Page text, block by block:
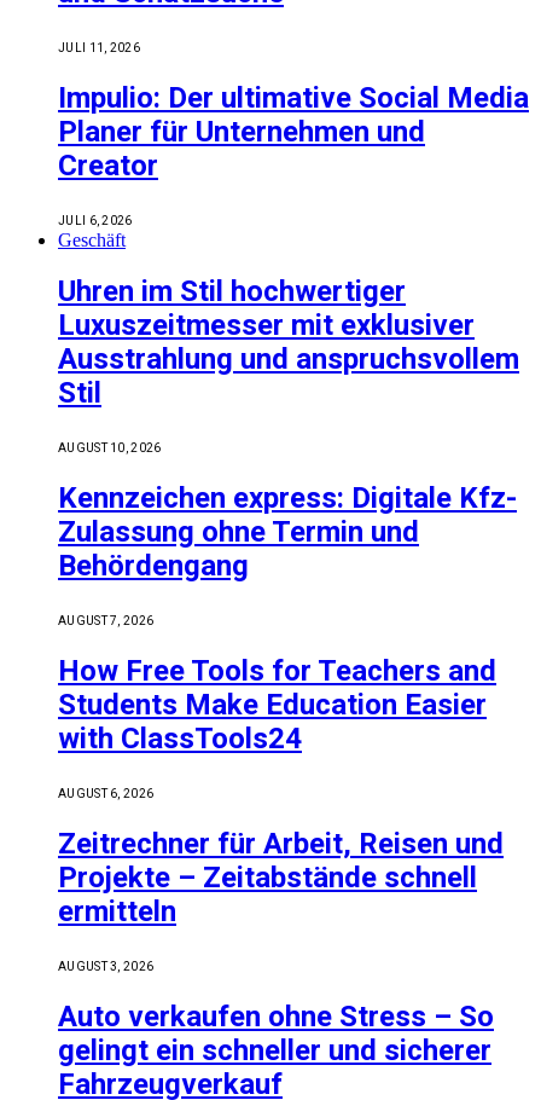
JULI 11, 2026
Impulio: Der ultimative Social Media
Planer für Unternehmen und
Creator
JULI 6, 2026
Geschäft
Uhren im Stil hochwertiger
Luxuszeitmesser mit exklusiver
Ausstrahlung und anspruchsvollem
Stil
AUGUST 10, 2026
Kennzeichen express: Digitale Kfz-
Zulassung ohne Termin und
Behördengang
AUGUST 7, 2026
How Free Tools for Teachers and
Students Make Education Easier
with ClassTools24
AUGUST 6, 2026
Zeitrechner für Arbeit, Reisen und
Projekte – Zeitabstände schnell
ermitteln
AUGUST 3, 2026
Auto verkaufen ohne Stress – So
gelingt ein schneller und sicherer
Fahrzeugverkauf